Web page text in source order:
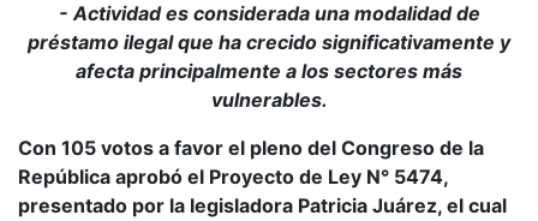
- Actividad es considerada una modalidad de
préstamo ilegal que ha crecido significativamente y
afecta principalmente a los sectores más
vulnerables.
Con 105 votos a favor el pleno del Congreso de la
República aprobó el Proyecto de Ley N° 5474,
presentado por la legisladora Patricia Juárez, el cual